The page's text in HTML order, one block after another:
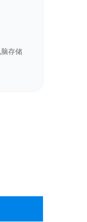
存储